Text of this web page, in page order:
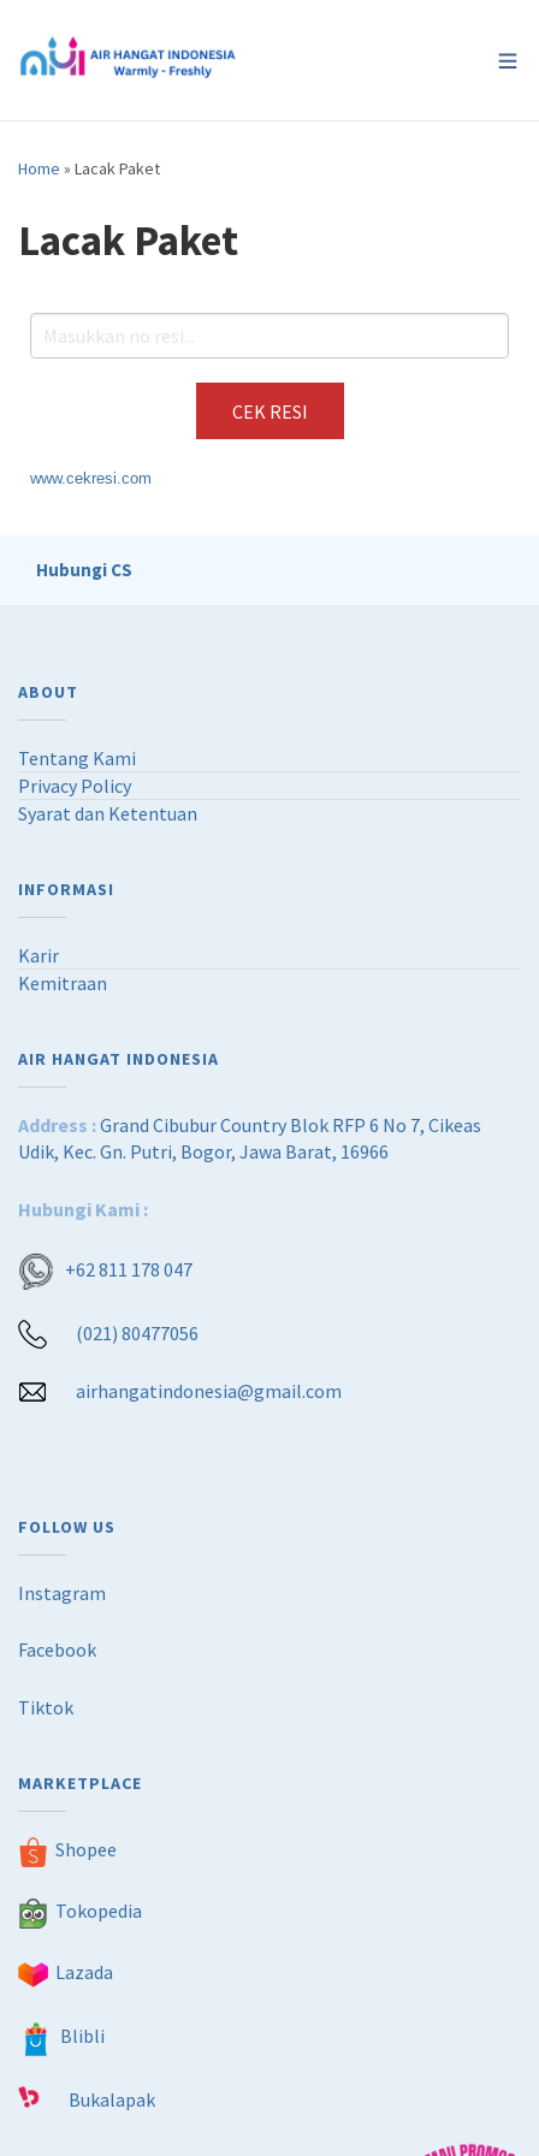
Home » Lacak Paket
Lacak Paket
www.cekresi.com
Hubungi CS
ABOUT
Tentang Kami
Privacy Policy
Syarat dan Ketentuan
INFORMASI
Karir
Kemitraan
AIR HANGAT INDONESIA
Address :Grand Cibubur Country Blok RFP 6 No 7, Cikeas
Udik, Kec. Gn. Putri, Bogor, Jawa Barat, 16966
Hubungi Kami :
+62 811 178 047
(021) 80477056
airhangatindonesia@gmail.com
FOLLOW US
Instagram
Facebook
Tiktok
MARKETPLACE
Shopee
Tokopedia
Lazada
Blibli
Bukalapak